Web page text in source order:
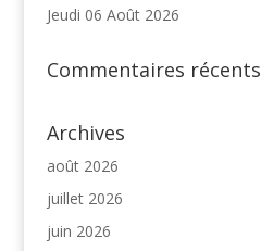
Jeudi 06 Août 2026
Commentaires récents
Archives
août 2026
juillet 2026
juin 2026